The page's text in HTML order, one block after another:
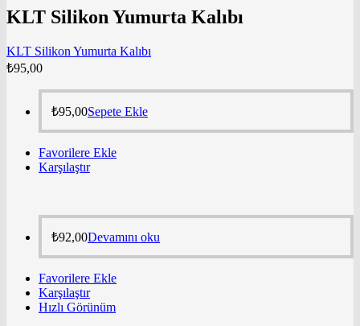
KLT Silikon Yumurta Kalıbı
KLT Silikon Yumurta Kalıbı
₺95,00
₺95,00Sepete Ekle
Favorilere Ekle
Karşılaştır
₺92,00Devamını oku
Favorilere Ekle
Karşılaştır
Hızlı Görünüm